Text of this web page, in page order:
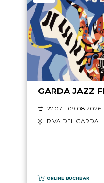
GARDA JAZZ
27.07 - 09.08.2026
RIVA DEL GARDA
ONLINE BUCHBAR